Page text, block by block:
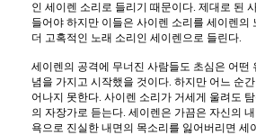
인 세이렌 소리로 들리기 때문이다. 제대로 된
들어야 하지만 이들은 사이렌 소리를 세이렌
더 고혹적인 노래 소리인 세이렌으로 들린다.
세이렌의 공격에 무너진 사람들도 초심은 어
념을 가지고 시작했을 것이다. 하지만 어느 순
어나지 못한다. 사이렌 소리가 거세게 울려도
의 자장가로 듣는다. 세이렌은 가끔은 자신의
욕으로 진실한 내면의 목소리를 잃어버리면